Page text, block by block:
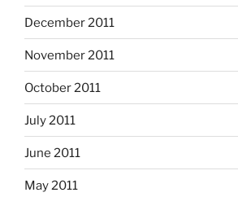
December 2011
November 2011
October 2011
July 2011
June 2011
May 2011